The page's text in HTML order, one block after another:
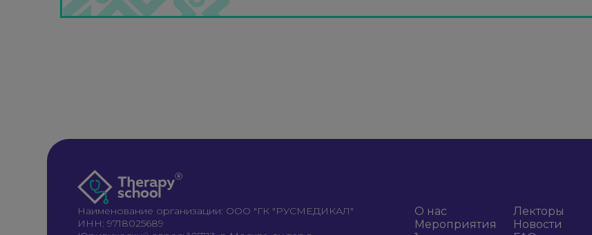
Наименование организации: ООО "ГК "РУСМЕДИКАЛ"
ИНН: 9718025689
О нас
Мероприятия
Лекторы
Новости